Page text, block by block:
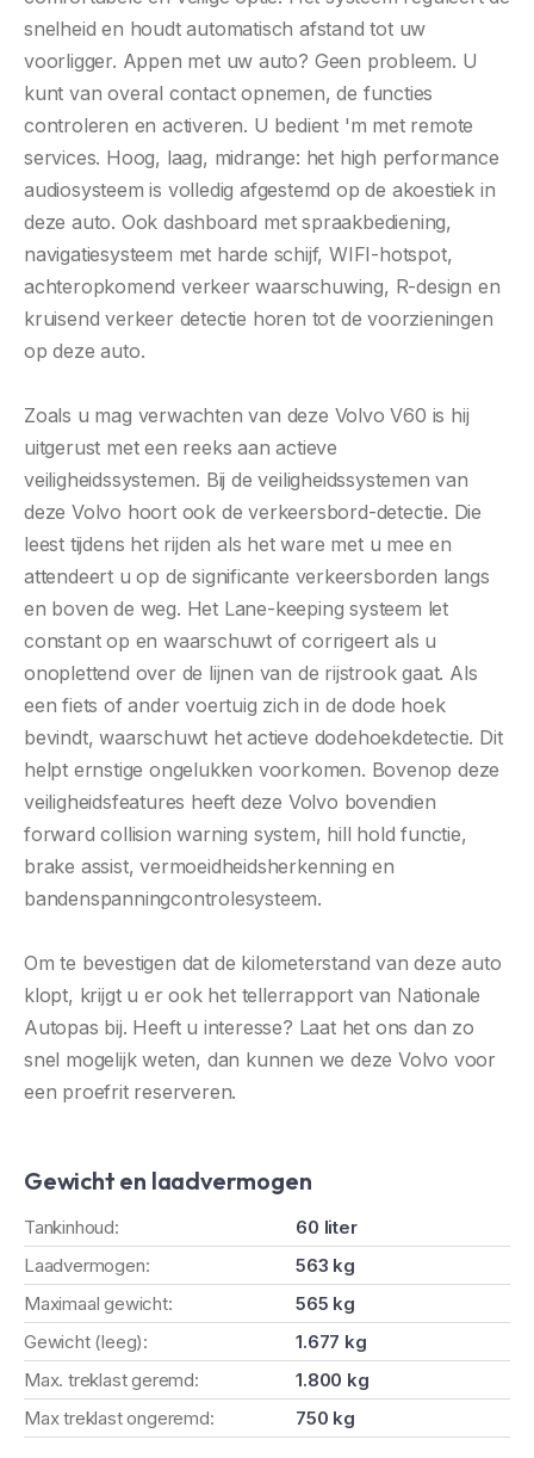
snelheid en houdt automatisch afstand tot uw
voorligger. Appen met uw auto? Geen probleem. U
kunt van overal contact opnemen, de functies
controleren en activeren. U bedient 'm met remote
services. Hoog, laag, midrange: het high performance
audiosysteem is volledig afgestemd op de akoestiek in
deze auto. Ook dashboard met spraakbediening,
navigatiesysteem met harde schijf, WIFI-hotspot,
achteropkomend verkeer waarschuwing, R-design en
kruisend verkeer detectie horen tot de voorzieningen
op deze auto.
Zoals u mag verwachten van deze Volvo V60 is hij
uitgerust met een reeks aan actieve
veiligheidssystemen. Bij de veiligheidssystemen van
deze Volvo hoort ook de verkeersbord-detectie. Die
leest tijdens het rijden als het ware met u mee en
attendeert u op de significante verkeersborden langs
en boven de weg. Het Lane-keeping systeem let
constant op en waarschuwt of corrigeert als u
onoplettend over de lijnen van de rijstrook gaat. Als
een fiets of ander voertuig zich in de dode hoek
bevindt, waarschuwt het actieve dodehoekdetectie. Dit
helpt ernstige ongelukken voorkomen. Bovenop deze
veiligheidsfeatures heeft deze Volvo bovendien
forward collision warning system, hill hold functie,
brake assist, vermoeidheidsherkenning en
bandenspanningcontrolesysteem.
Om te bevestigen dat de kilometerstand van deze auto
klopt, krijgt u er ook het tellerrapport van Nationale
Autopas bij. Heeft u interesse? Laat het ons dan zo
snel mogelijk weten, dan kunnen we deze Volvo voor
een proefrit reserveren.
Gewicht en laadvermogen
Tankinhoud:
60 liter
Laadvermogen:
563 kg
Maximaal gewicht:
565 kg
Gewicht (leeg):
1.677 kg
Max. treklast geremd:
1.800 kg
Max treklast ongeremd:
750 kg